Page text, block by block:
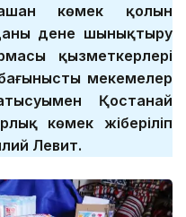
көмек қолын
дене шынықтыру
қызметкерлері
мекемелер
Қостанай
көмек жіберіліп
Левит.